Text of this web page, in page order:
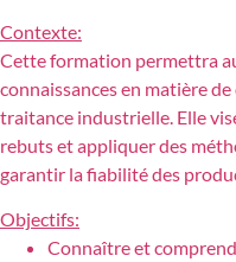
Contexte:
Cette formation permettra
connaissances en matière
traitance industrielle. Elle
rebuts et appliquer des
garantir la fiabilité des
Objectifs:
Connaître et